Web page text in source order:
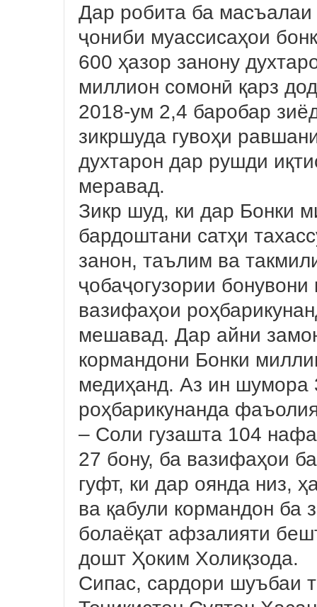
Дар робита ба масъалаи
ҷониби муассисаҳои
600 ҳазор занону
миллион сомонӣ қарз
2018-ум 2,4 баробар
зикршуда гувоҳи
духтарон дар рушди
меравад.
Зикр шуд, ки дар Бонки
бардоштани сатҳи
занон, таълим ва
ҷобаҷогузории
вазифаҳои
мешавад. Дар айни
кормандони Бонки
медиҳанд. Аз ин
роҳбарикунанда
– Соли гузашта 104
27 бону, ба вазифаҳои
гуфт, ки дар оянда низ,
ва қабули кормандон ба
болаёқат афзалияти
дошт Ҳоким Холиқзода.
Сипас, сардори шуъбаи